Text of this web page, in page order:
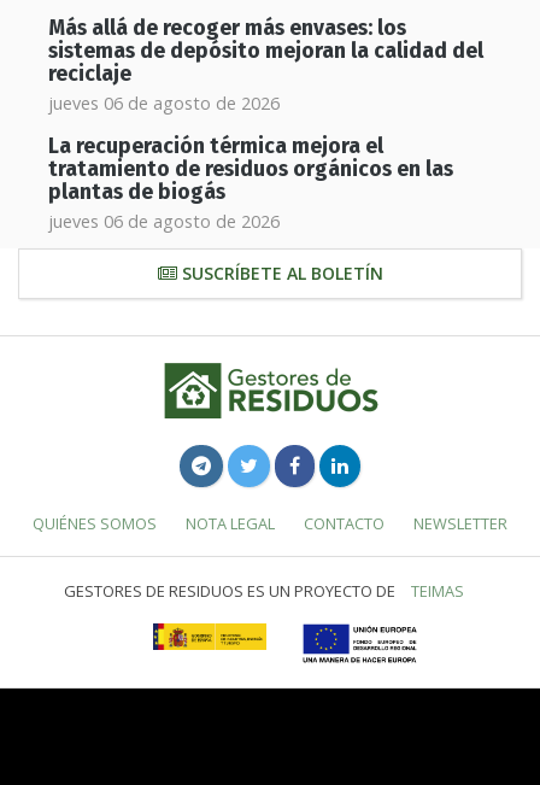
Más allá de recoger más envases: los
sistemas de depósito mejoran la calidad del
reciclaje
jueves 06 de agosto de 2026
La recuperación térmica mejora el
tratamiento de residuos orgánicos en las
plantas de biogás
jueves 06 de agosto de 2026
SUSCRÍBETE AL BOLETÍN
QUIÉNES SOMOS NOTA LEGAL CONTACTO NEWSLETTER
GESTORES DE RESIDUOS ES UN PROYECTO DE TEIMAS